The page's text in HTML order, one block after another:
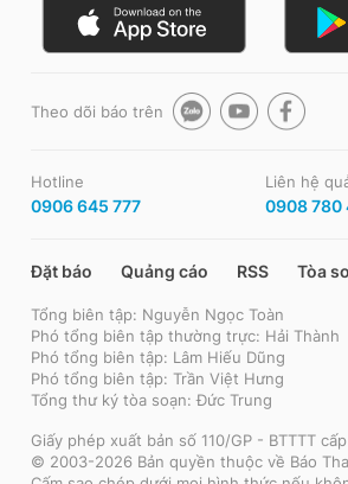
Theo dõi báo trên
Hotline
0906 645 777
Liên hệ
0908 780
Đặt báo Quảng cáo RSS Tòa
Tổng biên tập: Nguyễn Ngọc Toàn
Phó tổng biên tập thường trực: Hải Thành
Phó tổng biên tập: Lâm Hiếu Dũng
Phó tổng biên tập: Trần Việt Hưng
Tổng thư ký tòa soạn: Đức Trung
Giấy phép xuất bản số 110/GP - BTTTT
© 2003-2026 Bản quyền thuộc về Báo